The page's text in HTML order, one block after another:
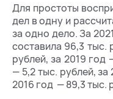
Для простоты
дел в одну и
за одно дело. За
составила 96,3 тыс.
рублей, за 2019 год
— 5,2 тыс. рублей, за
2016 год — 89,3 тыс.